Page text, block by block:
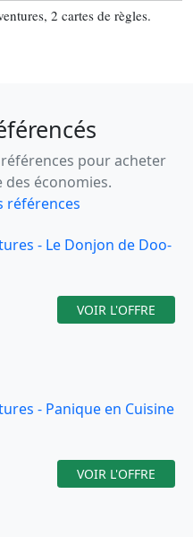
2 cartes de règles.
pour acheter
économies.
références
- Le Donjon de Doo-
VOIR L'OFFRE
- Panique en Cuisine
VOIR L'OFFRE